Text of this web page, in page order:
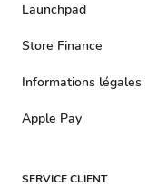
Launchpad
Store Finance
Informations légales
Apple Pay
SERVICE CLIENT